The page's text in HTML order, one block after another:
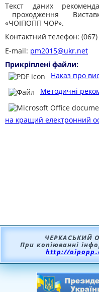
Текст даних
проходження
«ЧОІПОПП ЧОР».
Контактний телефон:
E-mail: pm2015@ukr.net
Прикріплені файли:
Наказ про
Методичні
на кращий електронний
ЧЕРКАСЬКИЙ
При копіюванні
http://